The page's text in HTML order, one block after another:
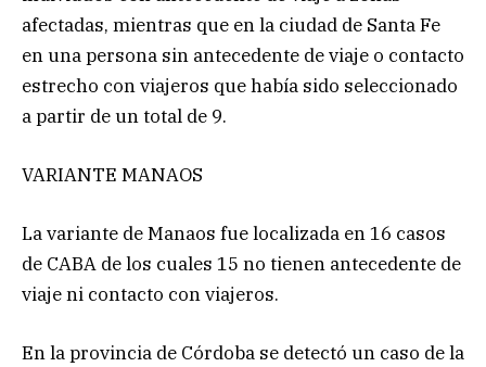
afectadas, mientras que en la ciudad de Santa Fe
en una persona sin antecedente de viaje o contacto
estrecho con viajeros que había sido seleccionado
a partir de un total de 9.
VARIANTE MANAOS
La variante de Manaos fue localizada en 16 casos
de CABA de los cuales 15 no tienen antecedente de
viaje ni contacto con viajeros.
En la provincia de Córdoba se detectó un caso de la